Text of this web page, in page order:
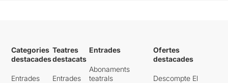
Categories
destacades
Entrades
Teatres
destacats
Entrades
Entrades
Abonaments
teatrals
Ofertes
destacades
Descompte El